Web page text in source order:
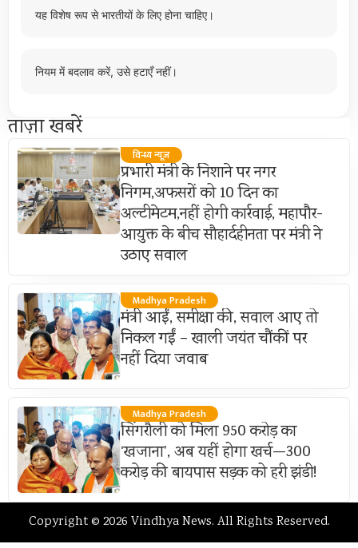
यह विशेष रूप से भारतीयों के लिए होना चाहिए।
नियम में बदलाव करें, उसे हटाएँ नहीं।
ताज़ा खबरें
विन्ध्य न्यूज़
प्रभारी मंत्री के निशाने पर नगर
निगम,अफसरों को 10 दिन का
अल्टीमेटम,नहीं होगी कार्रवाई, महापौर-
आयुक्त के बीच सौहार्दहीनता पर मंत्री ने
उठाए सवाल
Madhya Pradesh
मंत्री आईं, समीक्षा की, सवाल आए तो
निकल गईं – खाली जयंत चौंकीं पर
नहीं दिया जवाब
Madhya Pradesh
सिंगरौली को मिला 950 करोड़ का
‘खजाना’, अब यहीं होगा खर्च—300
करोड़ की बायपास सड़क को हरी झंडी!
Copyright © 2026 Vindhya News. All Rights Reserved.